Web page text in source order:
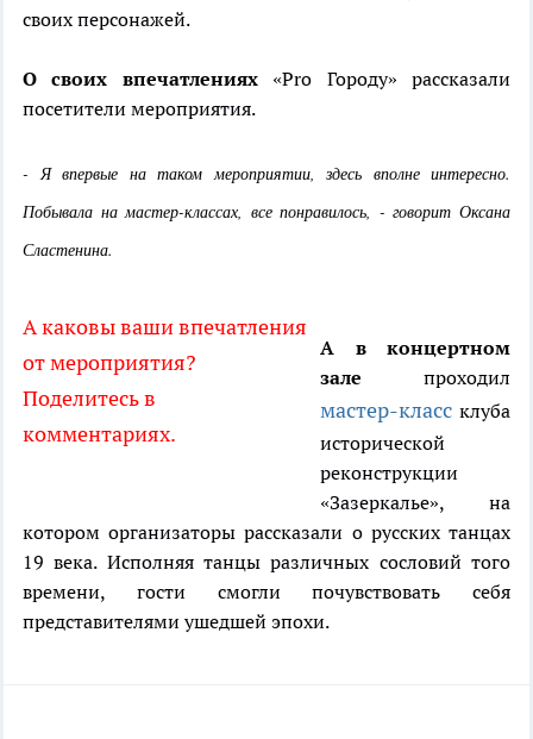
своих персонажей.
О своих впечатлениях«Pro Городу» рассказали
посетители мероприятия.
- Я впервые на таком мероприятии, здесь вполне интересно.
Побывала на мастер-классах, все понравилось, - говорит Оксана
Сластенина.
А каковы ваши впечатления
от мероприятия?
Поделитесь в
комментариях.
А в концертном
зале проходил
мастер-класс клуба
исторической
реконструкции
«Зазеркалье», на
котором организаторы рассказали о русских танцах
19 века. Исполняя танцы различных сословий того
времени, гости смогли почувствовать себя
представителями ушедшей эпохи.